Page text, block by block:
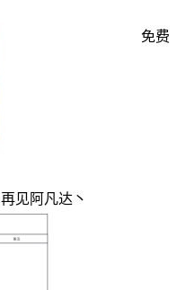
再见阿凡达丶
免费